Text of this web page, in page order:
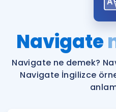
ÜYE
Remzi Hoca ile seni sınava
Katılımcı Görüşleri
Faydalı Araçlar
Navigate
Navigate ne demek?
Navigate İngilizce